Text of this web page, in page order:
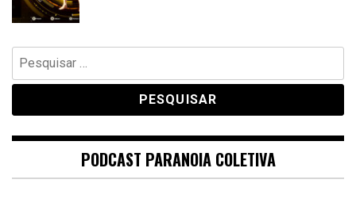
Pesquisar
por:
PODCAST PARANOIA COLETIVA